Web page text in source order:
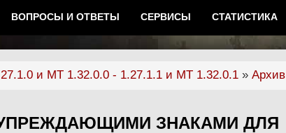
ВОПРОСЫ И ОТВЕТЫ СЕРВИСЫ СТАТИСТИКА
и МТ 1.32.0.0 - 1.27.1.1 и МТ 1.32.0.1 » Архив
ЗНАКАМИ ДЛЯ